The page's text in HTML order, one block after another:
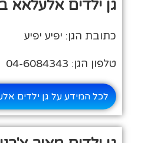
גן ילדים אלעלאא
כתובת הגן: יפיע יפיע
טלפון הגן: 04-6084343
לכל המידע על גן ילדים